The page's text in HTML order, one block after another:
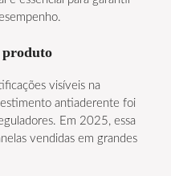
produto
visíveis na
antiaderente foi
Em 2025, essa
vendidas em grandes